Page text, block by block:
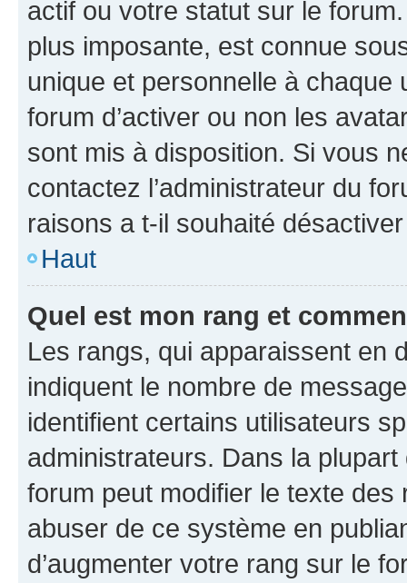
actif ou votre statut sur le
plus imposante, est connue
unique et personnelle à chaque
forum d’activer ou non les
sont mis à disposition. Si vous
contactez l’administrateur du
raisons a t-il souhaité
Haut
Quel est mon rang et
Les rangs, qui apparaissent en
indiquent le nombre de
identifient certains utilisateurs
administrateurs. Dans la
forum peut modifier le texte
abuser de ce système en
d’augmenter votre rang sur le